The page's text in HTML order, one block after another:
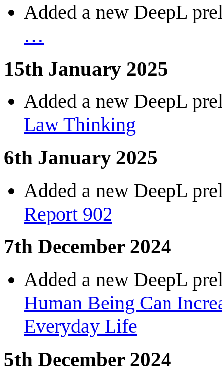
Added a new DeepL
…
15th January 2025
Added a new DeepL
Law Thinking
6th January 2025
Added a new DeepL
Report 902
7th December 2024
Added a new DeepL
Human Being Can
Everyday Life
5th December 2024